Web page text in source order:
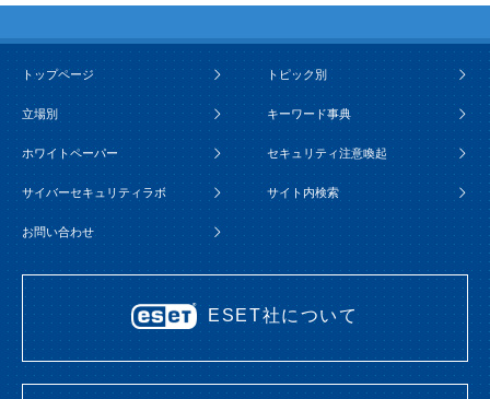
トップページ トピック別
立場別 キーワード事典
ホワイトペーパー セキュリティ注意喚起
サイバーセキュリティラボ サイト内検索
お問い合わせ
ESET社について